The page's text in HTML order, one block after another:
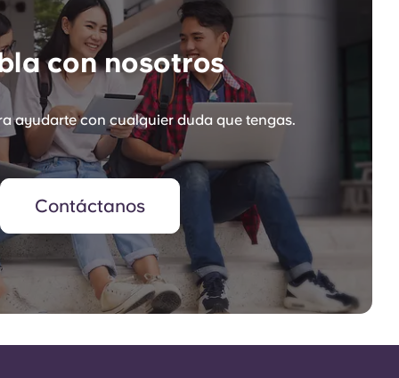
con nosotros
ayudarte con cualquier duda que tengas.
Contáctanos